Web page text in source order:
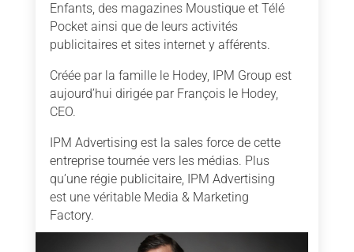
Enfants, des magazines Moustique et Télé
Pocket ainsi que de leurs activités
publicitaires et sites internet y afférents.
Créée par la famille le Hodey, IPM Group est
aujourd’hui dirigée par François le Hodey,
CEO.
IPM Advertising est la sales force de cette
entreprise tournée vers les médias. Plus
qu’une régie publicitaire, IPM Advertising
est une véritable Media & Marketing
Factory.